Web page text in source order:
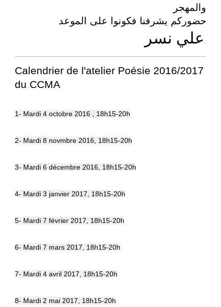
والمهجر
حضوركم يشرفنا فكونوا على الموعد
علي نسر
Calendrier de l'atelier Poésie 2016/2017
du CCMA
1- Mardi 4 octobre 2016 , 18h15-20h
2- Mardi 8 novmbre 2016, 18h15-20h
3- Mardi 6 décembre 2016, 18h15-20h
4- Mardi 3 janvier 2017, 18h15-20h
5- Mardi 7 février 2017, 18h15-20h
6- Mardi 7 mars 2017, 18h15-20h
7- Mardi 4 avril 2017, 18h15-20h
8- Mardi 2 mai 2017, 18h15-20h